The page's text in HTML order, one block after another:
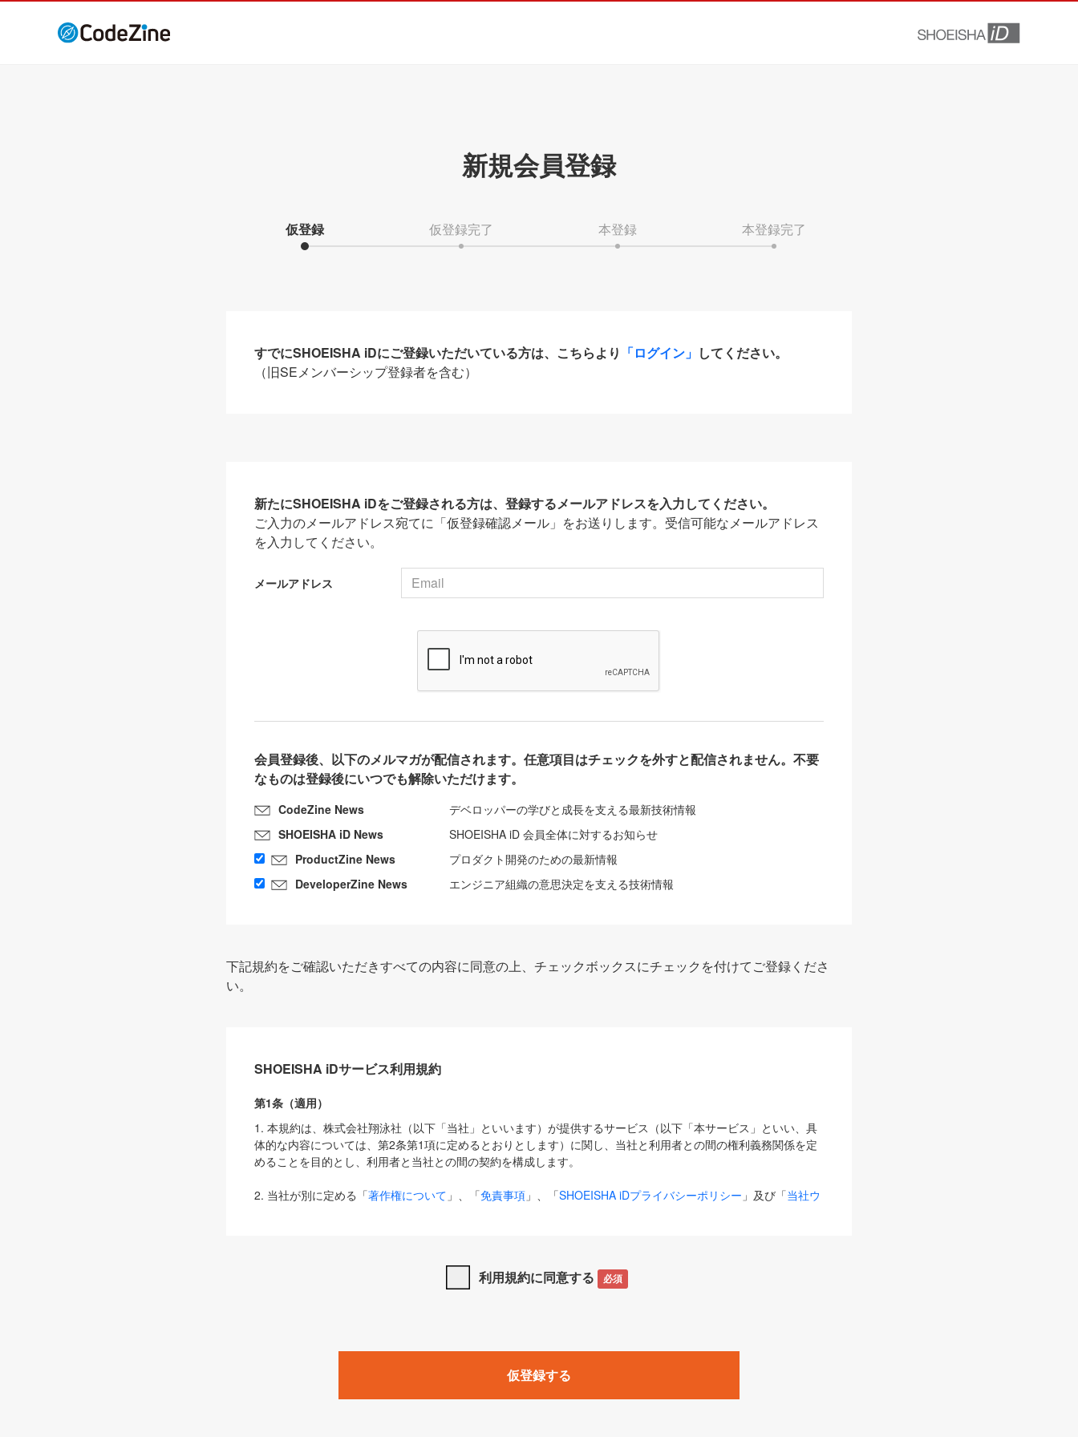
新規会員登録
仮登録 仮登録完了 本登録 本登録完了
すでにSHOEISHA iDにご登録いただいている方は、こちらより 「ログイン」 してください。
（旧SEメンバーシップ登録者を含む）
新たにSHOEISHA iDをご登録される方は、登録するメールアドレスを入力してください。
ご入力のメールアドレス宛てに「仮登録確認メール」をお送りします。受信可能なメールアドレス
を入力してください。
メールアドレス
会員登録後、以下のメルマガが配信されます。任意項目はチェックを外すと配信されません。不要
なものは登録後にいつでも解除いただけます。
CodeZine News
デベロッパーの学びと成長を支える最新技術情報
SHOEISHA iD News
SHOEISHA iD 会員全体に対するお知らせ
ProductZine News
プロダクト開発のための最新情報
DeveloperZine News
エンジニア組織の意思決定を支える技術情報
下記規約をご確認いただきすべての内容に同意の上、チェックボックスにチェックを付けてご登録くださ
い。
SHOEISHA iDサービス利用規約
第1条（適用）
1. 本規約は、株式会社翔泳社（以下「当社」といいます）が提供するサービス（以下「本サービス」といい、具
体的な内容については、第2条第1項に定めるとおりとします）に関し、当社と利用者との間の権利義務関係を定
めることを目的とし、利用者と当社との間の契約を構成します。
2. 当社が別に定める「著作権について 」、「免責事項 」、「SHOEISHA iDプライバシーポリシー 」及び「当社ウ
は、本規約の規定が優先して適用されるものとします。
1. 「本サービス」とは、当社が提供する以下のサービス（名称や内容が変更された場合、変更後のサービスを含
みます）及びこれらサービスに関連して当社が実施するイベントやキャンペーンをいいます。
「SEBook」「SEShop」「CodeZine」「MarkeZine」「EnterpriseZine」「ECzine」「Biz/Zine」「HRzine」
利用規約に同意する 必須
仮登録する